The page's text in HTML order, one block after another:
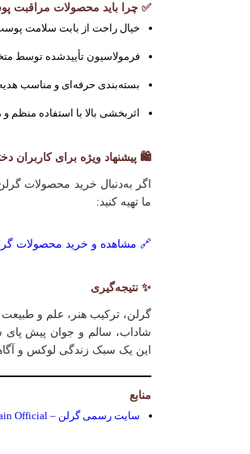
✅ چرا باید محصولات مراقبت
خیال راحت از بابت سلامت
فرمولاسیون تأییدشده توسط
بسته‌بندی حرفه‌ای و مناسب
اثربخشی بالا با استفاده منظم و
🛍 پیشنهاد ویژه برای کاربران
اگر به‌دنبال خرید محصولات
ما تهیه کنید:
🔗 مشاهده و خرید محصولات
✨ نتیجه‌گیری
گرلن، ترکیب هنر، علم و
شاداب، سالم و جوان پیش پای
این یک سبک زندگی لوکس و
منابع
سایت رسمی گرلن – Guerlain Official